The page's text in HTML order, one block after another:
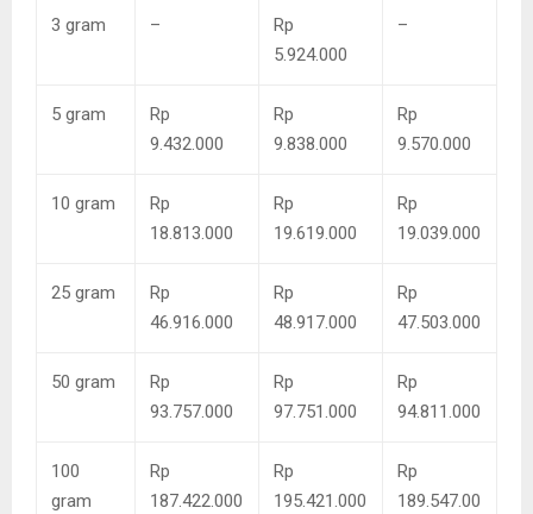
3 gram –
Rp
5.924.000
–
5 gram
Rp
9.432.000
Rp
9.838.000
Rp
9.570.000
10 gram
Rp
18.813.000
Rp
19.619.000
Rp
19.039.000
25 gram
Rp
46.916.000
Rp
48.917.000
Rp
47.503.000
50 gram
Rp
93.757.000
Rp
97.751.000
Rp
94.811.000
100
gram
Rp
187.422.000
Rp
195.421.000
Rp
189.547.00